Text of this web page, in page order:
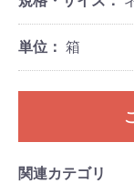
単位： 箱
関連カテゴリ